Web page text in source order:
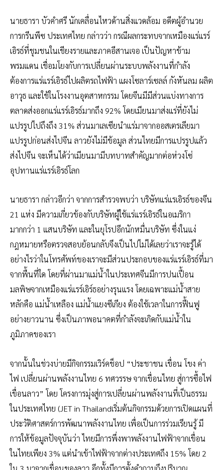
นายธารา บัวคำศรี นักเคลื่อนไหวด้านสิ่งแวดล้อม อดีตผู้อำนวย
การกรีนพีซ ประเทศไทย กล่าวว่า กรณีผลกระทบจากเหมืองแร่แรร์
เอิรธ์ที่ชุมชนในเชียงรายและภาคอีสานเจอ เป็นปัญหาข้าม
พรมแดน เชื่อมโยงกับการเปลี่ยนผ่านระบบพลังงานที่กำลัง
ต้องการแร่แรร์เอิรธ์ไปผลิตรถไฟฟ้า แผงโซลาร์เซลล์ กังหันลม ผลิต
อาวุธ และใช้ในโรงงานอุตสาหกรรม โดยจีนมีมีส่วนแบ่งทางการ
ตลาดส่งออกแร่แรร์เอิรธ์มากถึง 92% โดยเมียนมาส่งแร่ที่ยังไม่
แปรรูปไปถึงถึง 31% ส่วนมาเลเซียนำแร่มาจากออสเตรเลียมา
แปรรูปก่อนส่งไปจีน ลาวยังไม่มีข้อมูล ส่วนไทยมีการแปรรูปแล้ว
ส่งไปจีน จะเห็นได้ว่าเมียนมามีบทบาทสำคัญมากต่อห่วงโซ่
อุปทานแร่แรร์เอิรธ์โลก
นายธารา กล่าวอีกว่า จากการสำรวจพบว่า บริษัทแร่แรเอิรธ์ของจีน
21 แห่ง มีความเกี่ยวข้องกับบริษัทผู้ใช้แร่แรร์เอิรธ์ในอเมริกา
มากกว่า 1 แสนบริษัท และในยุโรปอีกนักหมื่นบริษัท ซึ่งในแง่
กฎหมายหรือตรวจสอบย้อนกลับจึงเป็นไปไม่ได้เลยว่าเราจะรู้ได้
อย่างไรว่าในโทรศัพท์ของเราจะมีส่วนประกอบของแร่แรร์เอิรธ์ที่มา
จากพื้นที่ใด โดยที่ผ่านมาแม่น้ำในประเทศจีนมีการปนเปื้อน
มลพิษจากเหมืองแร่แรร์เอิร์ธอย่างรุนแรง โดยเฉพาะแม่น้ำสาย
หลักคือ แม่น้ำเหลือง แม่น้ำแยงซีเกียง ต้องใช้เวลาในการฟื้นฟู
อย่างยาวนาน ซึ่งเป็นภาพอนาคตที่กำลังจะเกิดกับแม่น้ำใน
ภูมิภาคของเรา
จากนั้นในช่วงบ่ายมีกิจกรรมเวิร์คช็อป “ประชาชน เขื่อน โขง ค่า
ไฟ เปลี่ยนผ่านพลังงานไทย 6 ทศวรรษ จากเขื่อนไทย สู่การซื้อไฟ
เขื่อนลาว” โดย โครงการมุ่งสู่การเปลี่ยนผ่านพลังงานที่เป็นธรรม
ในประเทศไทย (JET in Thailandเริ่มต้นกิจกรรมด้วยการเปิดแผนที่
ประวัติศาสตร์การพัฒนาพลังงานไทย เพื่อเป็นการร่วมเรียนรู้ มี
การให้ข้อมูลปัจจุบันว่า ไทยมีการพึ่งพาพลังงานไฟฟ้าจากเขื่อน
ในไทยเพียง 3% แต่นำเข้าไฟฟ้าจากต่างประเทศถึง 15% โดย 2